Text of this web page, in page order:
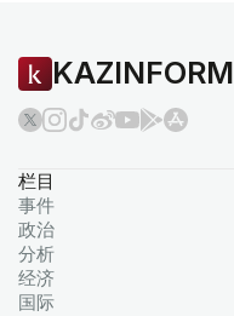
KAZINFORM
栏目
事件
政治
分析
经济
国际